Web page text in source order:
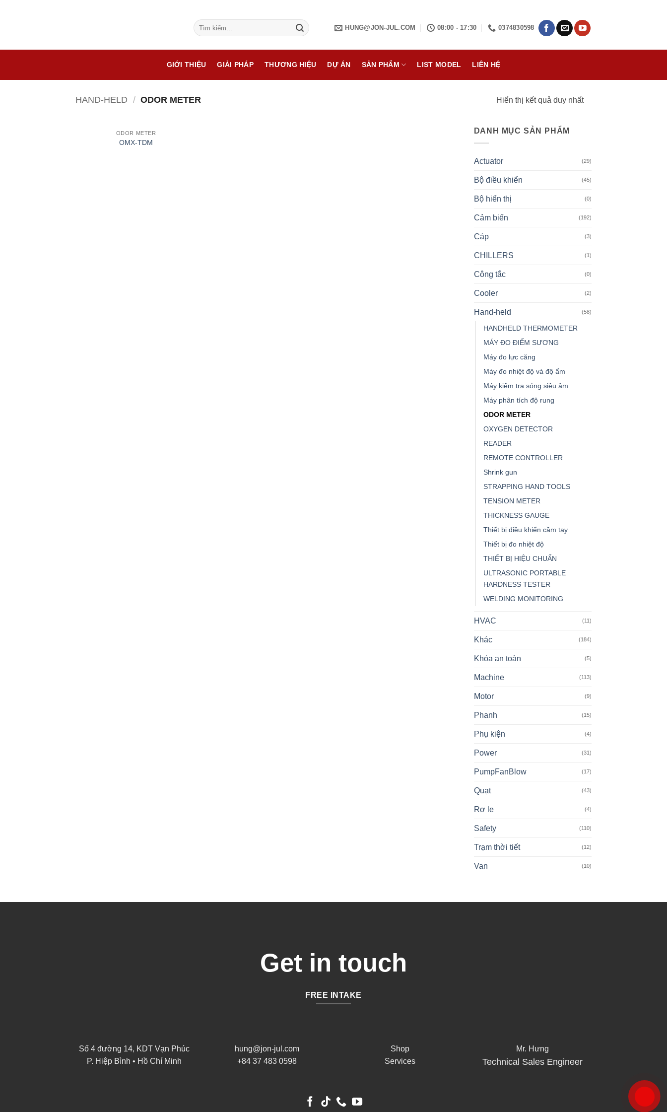
Tìm
kiếm:
HUNG@JON-JUL.COM 08:00 - 17:30 0374830598
GIỚI THIỆU GIẢI PHÁP THƯƠNG HIỆU DỰ ÁN SẢN PHẨM LIST MODEL LIÊN HỆ
HAND-HELD / ODOR METER Hiển thị kết quả duy nhất
ODOR METER
OMX-TDM
DANH MỤC SẢN PHẨM
Actuator (29)
Bộ điều khiển (45)
Bộ hiển thị (0)
Cảm biến (192)
Cáp (3)
CHILLERS (1)
Công tắc (0)
Cooler (2)
Hand-held (58)
HANDHELD THERMOMETER
MÁY ĐO ĐIỂM SƯƠNG
Máy đo lực căng
Máy đo nhiệt độ và độ ẩm
Máy kiểm tra sóng siêu âm
Máy phân tích độ rung
ODOR METER
OXYGEN DETECTOR
READER
REMOTE CONTROLLER
Shrink gun
STRAPPING HAND TOOLS
TENSION METER
THICKNESS GAUGE
Thiết bị điều khiển cầm tay
Thiết bị đo nhiệt độ
THIẾT BỊ HIỆU CHUẨN
ULTRASONIC PORTABLE
HARDNESS TESTER
WELDING MONITORING
HVAC (11)
Khác (184)
Khóa an toàn (5)
Machine (113)
Motor (9)
Phanh (15)
Phụ kiện (4)
Power (31)
PumpFanBlow (17)
Quạt (43)
Rơ le (4)
Safety (110)
Trạm thời tiết (12)
Van (10)
Get in touch
FREE INTAKE
Số 4 đường 14, KDT Vạn Phúc
P. Hiệp Bình • Hồ Chí Minh
hung@jon-jul.com
+84 37 483 0598
Shop
Services
Mr. Hưng
Technical Sales Engineer